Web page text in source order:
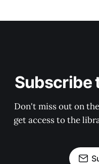
Subscribe
Don't miss out on
get access to the